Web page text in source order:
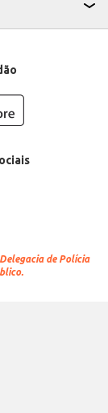
de Polícia